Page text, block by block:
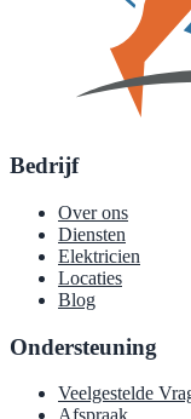
Bedrijf
Over ons
Diensten
Elektricien
Locaties
Blog
Ondersteuning
Veelgestelde